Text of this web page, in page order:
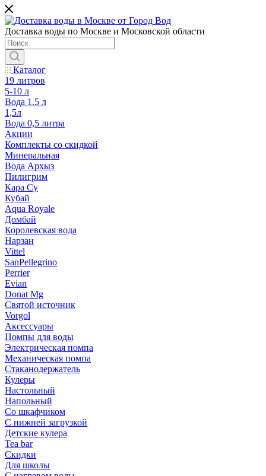
Доставка воды по Москве и Московской области
Каталог
19 литров
5-10 л
Вода 1.5 л
1,5л
Вода 0,5 литра
Акции
Комплекты со скидкой
Минеральная
Вода Архыз
Пилигрим
Кара Су
Кубай
Aqua Royale
Домбай
Королевская вода
Нарзан
Vittel
SanPellegrino
Perrier
Evian
Donat Mg
Святой источник
Vorgol
Аксессуары
Помпы для воды
Электрическая помпа
Механическая помпа
Стаканодержатель
Кулеры
Настольный
Напольный
Со шкафчиком
С нижней загрузкой
Детские кулера
Tea bar
Скидки
Для школы